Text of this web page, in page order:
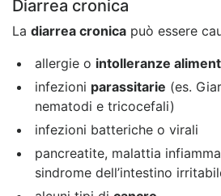
Diarrea cronica
La diarrea cronica può essere
allergie o intolleranze
infezioni parassitarie (es.
nematodi e tricocefali)
infezioni batteriche o virali
pancreatite, malattia
sindrome dell’intestino